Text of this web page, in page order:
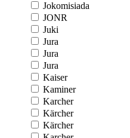
Jokomisiada
JONR
Juki
Jura
Jura
Jura
Kaiser
Kaminer
Karcher
Kärcher
Kärcher